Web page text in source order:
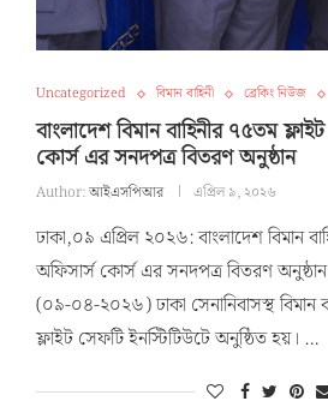
Uncategorized বিমান বাহিনী ব্রেকিং নিউজ
বাংলাদেশ বিমান বাহিনীর ৭৫তম
কোর্স এর সনদপত্র বিতরণ অনুষ্ঠান
Author:আইএসপিআর এপ্রিল ৯, ২০২৬
ঢাকা,০৯ এপ্রিল ২০২৬: বাংলাদেশ বিমান
অফিসার্স কোর্স এর সনদপত্র বিতরণ
(০৯-০৪-২০২৬) ঢাকা সেনানিবাসস্থ বিমান
ফ্লাইট সেফটি ইনস্টিটিউটে অনুষ্ঠিত হয়। …